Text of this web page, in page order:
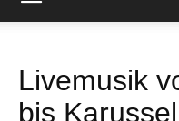
Livemusik
bis